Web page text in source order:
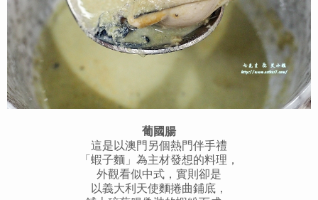
葡國腸
這是以澳門另個熱門伴手禮
「蝦子麵」為主材發想的料理，
外觀看似中式，實則卻是
以義大利天使麵捲曲鋪底，